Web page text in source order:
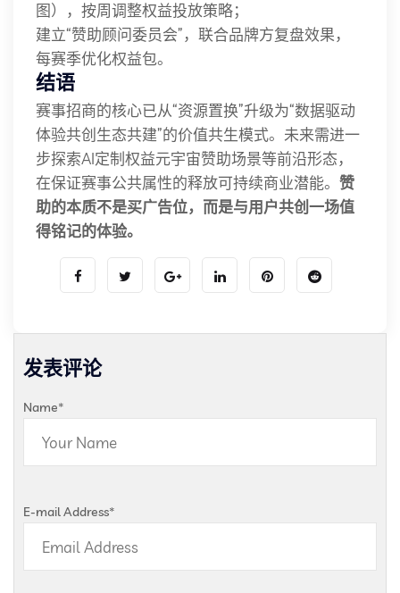
图），按周调整权益投放策略；
建立“赞助顾问委员会”，联合品牌方复盘效果，
每赛季优化权益包。
结语
赛事招商的核心已从“资源置换”升级为“数据驱动
体验共创生态共建”的价值共生模式。未来需进一
步探索AI定制权益元宇宙赞助场景等前沿形态，
在保证赛事公共属性的释放可持续商业潜能。 赞
助的本质不是买广告位，而是与用户共创一场值
得铭记的体验。
发表评论
Name*
E-mail Address*